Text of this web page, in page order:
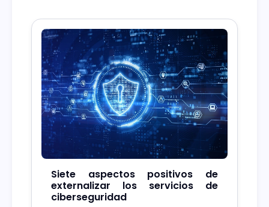
Siete aspectos positivos de
externalizar los servicios de
ciberseguridad